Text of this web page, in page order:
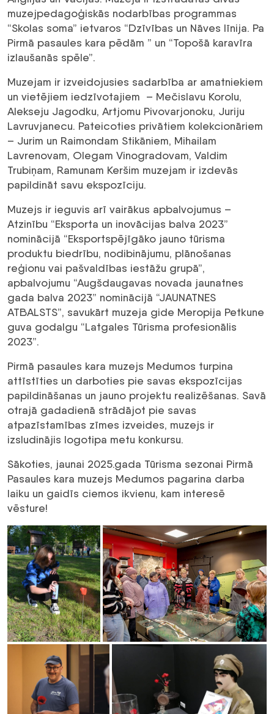
muzejpedagoģiskās nodarbības programmas
“Skolas soma” ietvaros “Dzīvības un Nāves līnija. Pa
Pirmā pasaules kara pēdām ” un “Topošā karavīra
izlaušanās spēle”.
Muzejam ir izveidojusies sadarbība ar amatniekiem
un vietējiem iedzīvotajiem – Mečislavu Korolu,
Alekseju Jagodku, Artjomu Pivovarjonoku, Juriju
Lavruvjanecu. Pateicoties privātiem kolekcionāriem
– Jurim un Raimondam Stikāniem, Mihailam
Lavrenovam, Olegam Vinogradovam, Valdim
Trubiņam, Ramunam Keršim muzejam ir izdevās
papildināt savu ekspozīciju.
Muzejs ir ieguvis arī vairākus apbalvojumus –
Atzinību “Eksporta un inovācijas balva 2023”
nominācijā “Eksportspējīgāko jauno tūrisma
produktu biedrību, nodibinājumu, plānošanas
reģionu vai pašvaldības iestāžu grupā”,
apbalvojumu “Augšdaugavas novada jaunatnes
gada balva 2023” nominācijā “JAUNATNES
ATBALSTS”, savukārt muzeja gide Meropija Petkune
guva godalgu “Latgales Tūrisma profesionālis
2023”.
Pirmā pasaules kara muzejs Medumos turpina
attīstīties un darboties pie savas ekspozīcijas
papildināšanas un jauno projektu realizēšanas. Savā
otrajā gadadienā strādājot pie savas
atpazīstamības zīmes izveides, muzejs ir
izsludinājis logotipa metu konkursu.
Sākoties, jaunai 2025.gada Tūrisma sezonai Pirmā
Pasaules kara muzejs Medumos pagarina darba
laiku un gaidīs ciemos ikvienu, kam interesē
vēsture!